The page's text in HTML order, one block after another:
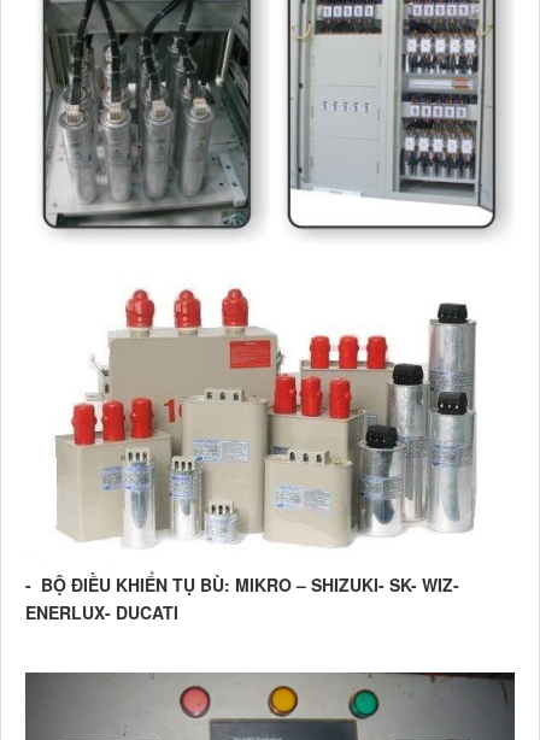
- BỘ ĐIỀU KHIỂN TỤ BÙ: MIKRO – SHIZUKI- SK- WIZ-
ENERLUX- DUCATI